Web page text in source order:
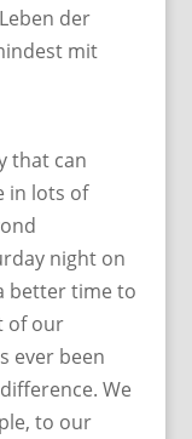
der
mit
that can
in lots of
night on
better time to
of our
ever been
We
to our